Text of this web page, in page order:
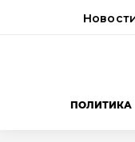
ПОЛИТИКА